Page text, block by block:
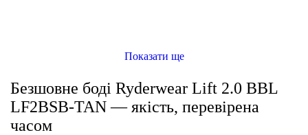
Показати ще
Безшовне боді Ryderwear Lift 2.0 BBL
LF2BSB-TAN — якість, перевірена
часом